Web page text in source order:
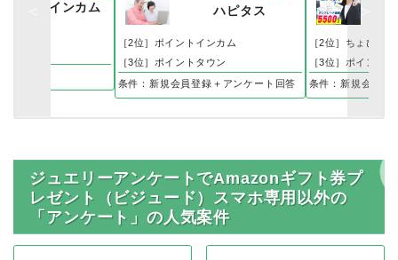
イントインカム
ハピタス
［2位］ポイントインカム
［3位］ポイントタウン
条件：新規会員登録＋アンケート回答
［2位］ちょびリ
［3位］ポイント
条件：新規会員登
ジュエリーアンケートでAmazonギフト券プ
レゼント（ビジュード）スマホ専用以外の
「アンケート」の人気案件